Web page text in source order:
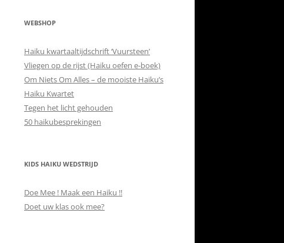
WEBSHOP
Haiku kwartaaltijdschrift ‘Vuursteen’
Vliegen op de rijst (Haiku oefen e-boek)
Om Niets Om Alles – de mooiste Haiku’s
Haiku Kwartet
Tegen het licht gehouden
50 haikubesprekingen
KIDS HAIKU WEDSTRIJD
Doe Mee ! Maak een Haiku !!
Doet uw klas ook mee?